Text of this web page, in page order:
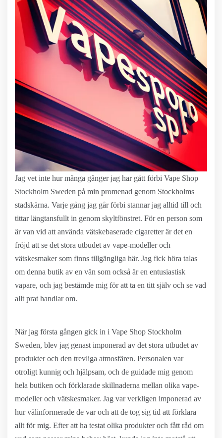
Jag vet inte hur många gånger jag har gått förbi Vape Shop
Stockholm Sweden på min promenad genom Stockholms
stadskärna. Varje gång jag går förbi stannar jag alltid till och
tittar längtansfullt in genom skyltfönstret. För en person som
är van vid att använda vätskebaserade cigaretter är det en
fröjd att se det stora utbudet av vape-modeller och
vätskesmaker som finns tillgängliga här. Jag fick höra talas
om denna butik av en vän som också är en entusiastisk
vapare, och jag bestämde mig för att ta en titt själv och se vad
allt prat handlar om.
När jag första gången gick in i Vape Shop Stockholm
Sweden, blev jag genast imponerad av det stora utbudet av
produkter och den trevliga atmosfären. Personalen var
otroligt kunnig och hjälpsam, och de guidade mig genom
hela butiken och förklarade skillnaderna mellan olika vape-
modeller och vätskesmaker. Jag var verkligen imponerad av
hur välinformerade de var och att de tog sig tid att förklara
allt för mig. Efter att ha testat olika produkter och fått råd om